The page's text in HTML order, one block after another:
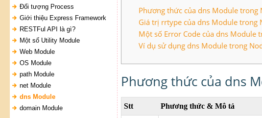
Đối tượng Process
Giới thiệu Express Framework
RESTFul API là gì?
Một số Utility Module
Web Module
OS Module
path Module
net Module
dns Module
domain Module
Phương thức của dns Module trong
Giá trị rrtype của dns Module trong
Một số Error Code của dns Module
Ví dụ sử dụng dns Module trong
Phương thức của dns
Stt Phương thức & Mô tả